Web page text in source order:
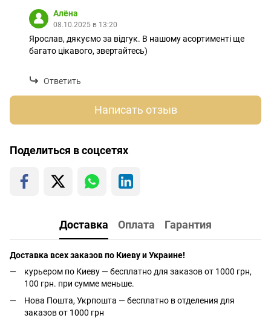
Алёна
08.10.2025 в 13:20
Ярослав, дякуємо за відгук. В нашому асортименті ще
багато цікавого, звертайтесь)
Ответить
Написать отзыв
Поделиться в соцсетях
Доставка Оплата Гарантия
Доставка всех заказов по Киеву и Украине!
курьером по Киеву — бесплатно для заказов от 1000 грн,
100 грн. при сумме меньше.
Нова Пошта, Укрпошта — бесплатно в отделения для
заказов от 1000 грн